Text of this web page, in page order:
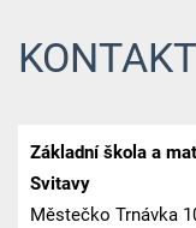
KONTAKT
Základní škola a
Svitavy
Městečko Trnávka